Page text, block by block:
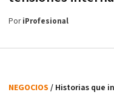
PoriProfesional
NEGOCIOS / Historias que